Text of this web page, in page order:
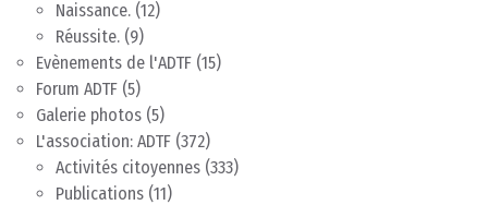
Naissance. (12)
Réussite. (9)
Evènements de l'ADTF (15)
Forum ADTF (5)
Galerie photos (5)
L'association: ADTF (372)
Activités citoyennes (333)
Publications (11)